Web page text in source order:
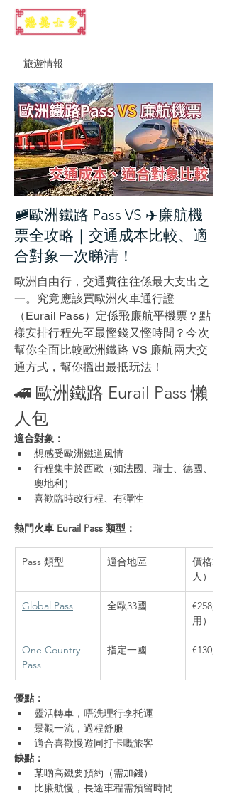
旅遊情報
🚞歐洲鐵路 Pass VS ✈️廉航機
票全攻略｜交通成本比較、適
合對象一次睇清！
歐洲自由行，交通費往往係最大支出之
一。究竟應該買歐洲火車通行證
（Eurail Pass）定係飛廉航平機票？點
樣安排行程先至最慳錢又慳時間？今次
幫你全面比較歐洲鐵路 VS 廉航兩大交
通方式，幫你搵出最抵玩法！
🚄 歐洲鐵路 Eurail Pass 懶
人包
適合對象：
想感受歐洲鐵道風情
行程集中於西歐（如法國、瑞士、德國、
奧地利）
喜歡臨時改行程、有彈性
熱門火車 Eurail Pass 類型：
Pass 類型 適合地區
價格範
人）
Global Pass 全歐33國
€258起
用）
One Country
Pass
指定一國 €130起
優點：
靈活轉車，唔洗理行李托運
景觀一流，過程舒服
適合喜歡慢遊同打卡嘅旅客
缺點：
某啲高鐵要預約（需加錢）
比廉航慢，長途車程需預留時間